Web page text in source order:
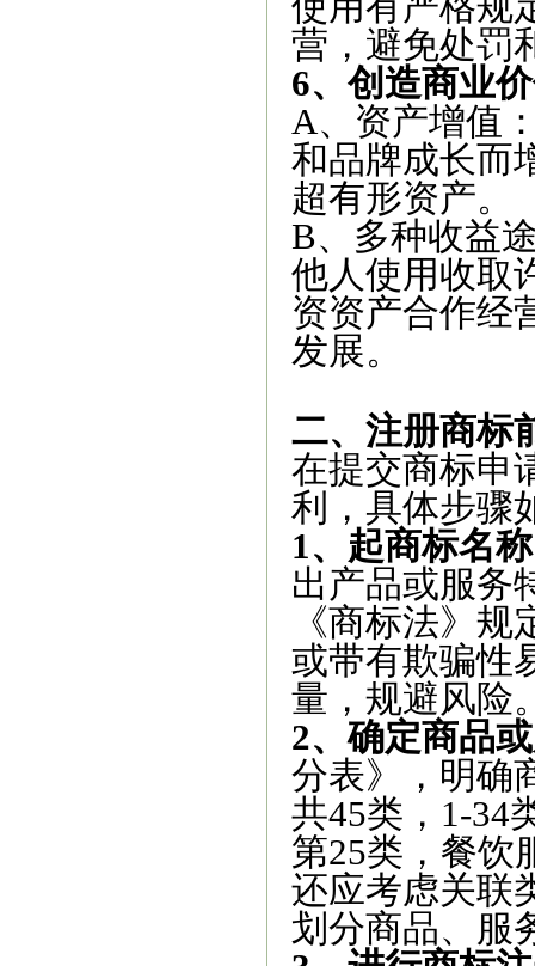
营，避免处罚
6、创造商业
A、资产增值
和品牌成长而
超有形资产。
B、多种收益
他人使用收取
资资产合作经
发展。
二、注册商标
在提交商标申
利，具体步骤
1、起商标名
出产品或服务
《商标法》
或带有欺骗性
量，规避风险
2、确定商品
分表》，明确
共45类，1-34
第25类，餐饮
还应考虑关联
划分商品、服